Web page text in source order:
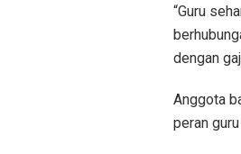
“Guru
dengan
Anggota
peran